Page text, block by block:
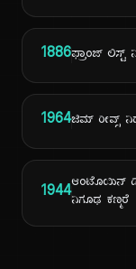
1886ಫ್ರಾಂಜ್
1964ಜಿಮ್ ರೀವ್ಸ್
1944ಆಂಟೊಯಿನ್ ಡಿ
ನಿಗೂಢ ಕಣ್ಮರೆ